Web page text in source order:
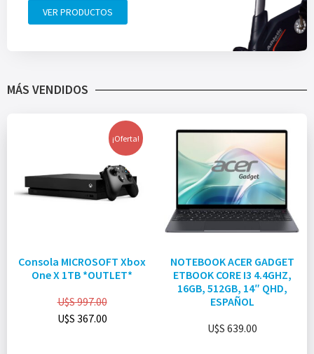
VER PRODUCTOS
MÁS VENDIDOS
¡Oferta!
Consola MICROSOFT Xbox
One X 1TB *OUTLET*
U$S997.00
U$S 367.00
NOTEBOOK ACER GADGET
ETBOOK CORE I3 4.4GHZ,
16GB, 512GB, 14″ QHD,
ESPAÑOL
U$S 639.00